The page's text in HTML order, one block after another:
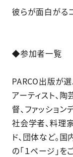
彼らが面白がるコ
◆参加者一覧​
PARCO出版が
アーティスト、
督、ファッション
社会学者、料理
ド、団体など。
の「１ページ」を